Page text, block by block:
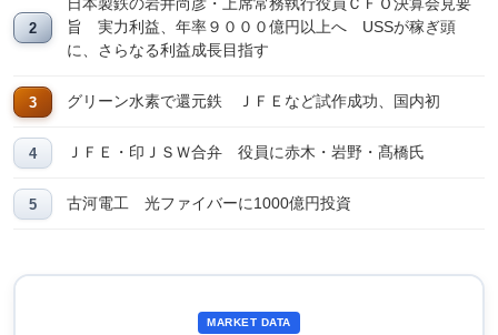
日本製鉄の岩井尚彦・上席常務執行役員ＣＦＯ決算会見要
旨 実力利益、年率９０００億円以上へ USSが稼ぎ頭
に、さらなる利益成長目指す
グリーン水素で還元鉄 ＪＦＥなど試作成功、国内初
ＪＦＥ・印ＪＳＷ合弁 役員に赤木・岩野・髙橋氏
古河電工 光ファイバーに1000億円投資
MARKET DATA